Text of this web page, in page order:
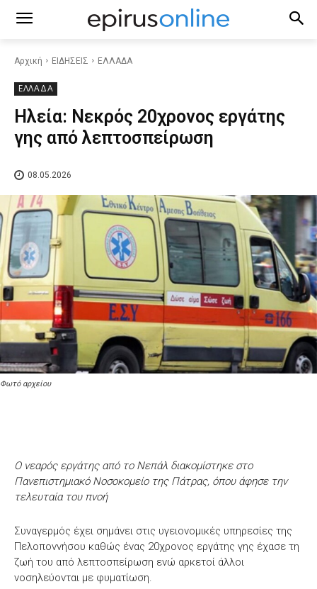
Αρχική ΕΙΔΗΣΕΙΣ ΕΛΛΑΔΑ
ΕΛΛΑΔΑ
Ηλεία: Νεκρός 20χρονος εργάτης
γης από λεπτοσπείρωση
08.05.2026
Φωτό αρχείου
Ο νεαρός εργάτης από το Νεπάλ διακομίστηκε στο
Πανεπιστημιακό Νοσοκομείο της Πάτρας, όπου άφησε την
τελευταία του πνοή
Συναγερμός έχει σημάνει στις υγειονομικές υπηρεσίες της
Πελοποννήσου καθώς ένας 20χρονος εργάτης γης έχασε τη
ζωή του από λεπτοσπείρωση ενώ αρκετοί άλλοι
νοσηλεύονται με φυματίωση.